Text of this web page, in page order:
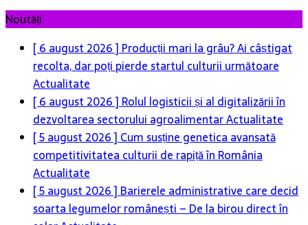
Noutăți
[ 6 august 2026 ] Producții mari la grâu? Ai câștigat
recolta, dar poți pierde startul culturii următoare
Actualitate
[ 6 august 2026 ] Rolul logisticii și al digitalizării în
dezvoltarea sectorului agroalimentarActualitate
[ 5 august 2026 ] Cum susține genetica avansată
competitivitatea culturii de rapiță în România
Actualitate
[ 5 august 2026 ] Barierele administrative care decid
soarta legumelor românești – De la birou direct în